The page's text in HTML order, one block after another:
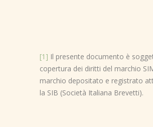
[1] Il presente documento è
copertura dei diritti del marchio
marchio depositato e registrato
la SIB (Società Italiana Brevetti).